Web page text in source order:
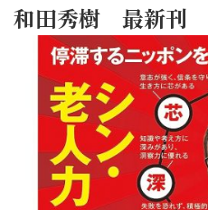
和田秀樹 最新刊